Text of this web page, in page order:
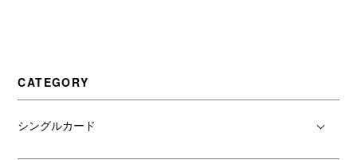
CATEGORY
シングルカード